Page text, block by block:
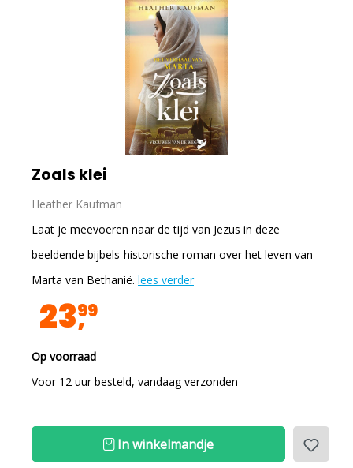
Zoals klei
Heather Kaufman
Laat je meevoeren naar de tijd van Jezus in deze
beeldende bijbels-historische roman over het leven van
Marta van Bethanië. lees verder
2399
Op voorraad
Voor 12 uur besteld, vandaag verzonden
In winkelmandje